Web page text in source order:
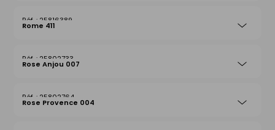
25816389
Rome 411
25802733
Rose Anjou 007
25802764
Rose Provence 004